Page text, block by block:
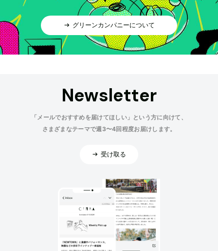
グリーンカンパニーについて
Newsletter
「メールでおすすめを届けてほしい」という方に向けて、
さまざまなテーマで週3〜4回程度お届けします。
受け取る